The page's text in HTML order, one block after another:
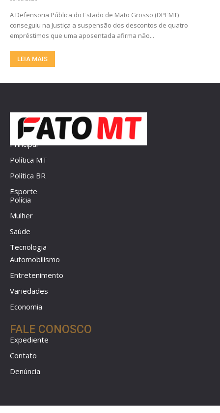
A Defensoria Pública do Estado de Mato Grosso (DPEMT)
conseguiu na Justiça a suspensão dos descontos de quatro
empréstimos que uma aposentada afirma não...
LEIA MAIS
Principal
Política MT
Política BR
Esporte
Polícia
Mulher
Saúde
Tecnologia
Automobilismo
Entretenimento
Variedades
Economia
FALE CONOSCO
Expediente
Contato
Denúncia